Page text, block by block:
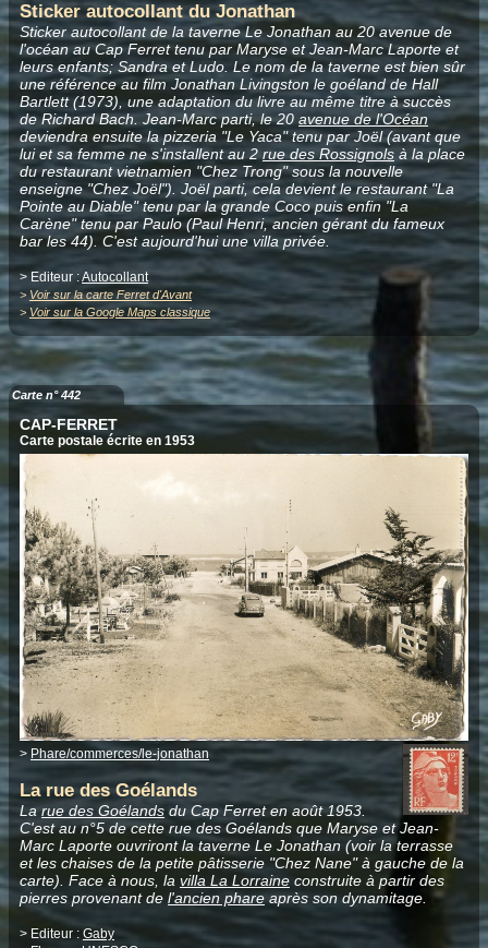
Sticker autocollant du Jonathan
Sticker autocollant de la taverne Le Jonathan au 20 avenue de
l'océan au Cap Ferret tenu par Maryse et Jean-Marc Laporte et
leurs enfants; Sandra et Ludo. Le nom de la taverne est bien sûr
une référence au film Jonathan Livingston le goéland de Hall
Bartlett (1973), une adaptation du livre au même titre à succès
de Richard Bach. Jean-Marc parti, le 20 avenue de l'Océan
deviendra ensuite la pizzeria "Le Yaca" tenu par Joël (avant que
lui et sa femme ne s'installent au 2 rue des Rossignols à la place
du restaurant vietnamien "Chez Trong" sous la nouvelle
enseigne "Chez Joël"). Joël parti, cela devient le restaurant "La
Pointe au Diable" tenu par la grande Coco puis enfin "La
Carène" tenu par Paulo (Paul Henri, ancien gérant du fameux
bar les 44). C'est aujourd'hui une villa privée.
> Editeur :Autocollant
> Voir sur la carte Ferret d'Avant
> Voir sur la Google Maps classique
Carte n° 442
CAP-FERRET
Carte postale écrite en 1953
> Phare/commerces/le-jonathan
La rue des Goélands
La rue des Goélands du Cap Ferret en août 1953.
C'est au n°5 de cette rue des Goélands que Maryse et Jean-
Marc Laporte ouvriront la taverne Le Jonathan (voir la terrasse
et les chaises de la petite pâtisserie "Chez Nane" à gauche de la
carte). Face à nous, la villa La Lorraine construite à partir des
pierres provenant de l'ancien phare après son dynamitage.
> Editeur : Gaby